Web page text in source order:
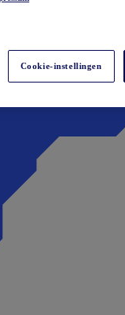
Cookie-instellingen